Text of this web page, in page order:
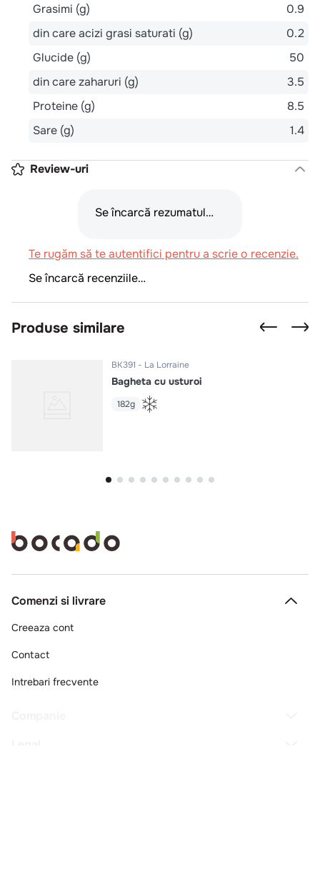
Grasimi (g)
0.9
din care acizi grasi saturati (g)
0.2
Glucide (g)
50
din care zaharuri (g)
3.5
Proteine (g)
8.5
Sare (g)
1.4
Review-uri
Se încarcă rezumatul…
Te rugăm să te autentifici pentru a scrie o recenzie.
Se încarcă recenziile…
Produse similare
BK391 La Lorraine
Bagheta cu usturoi
182g
Comenzi si livrare
Creeaza cont
Contact
Intrebari frecvente